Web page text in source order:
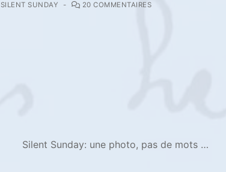
SILENT SUNDAY - 20 COMMENTAIRES
Silent Sunday: une photo, pas de mots …